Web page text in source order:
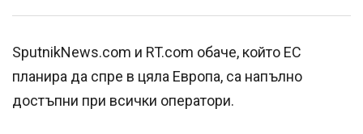
SputnikNews.com и RT.com обаче, който ЕС
планира да спре в цяла Европа, са напълно
достъпни при всички оператори.